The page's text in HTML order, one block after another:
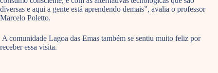
diversas e aqui a gente está aprendendo demais”, avalia o professor
Marcelo Poletto.
A comunidade Lagoa das Emas também se sentiu muito feliz por
receber essa visita.